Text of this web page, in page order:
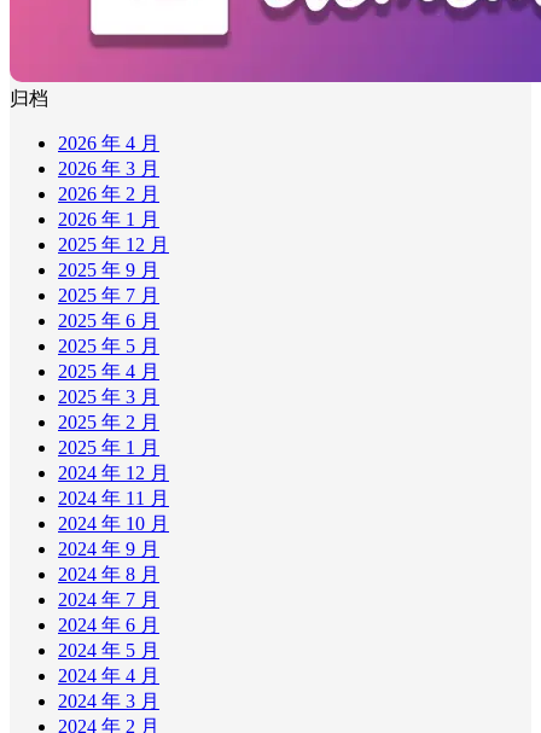
归档
2026 年 4 月
2026 年 3 月
2026 年 2 月
2026 年 1 月
2025 年 12 月
2025 年 9 月
2025 年 7 月
2025 年 6 月
2025 年 5 月
2025 年 4 月
2025 年 3 月
2025 年 2 月
2025 年 1 月
2024 年 12 月
2024 年 11 月
2024 年 10 月
2024 年 9 月
2024 年 8 月
2024 年 7 月
2024 年 6 月
2024 年 5 月
2024 年 4 月
2024 年 3 月
2024 年 2 月